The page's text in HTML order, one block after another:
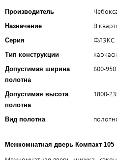
Производитель
Назначение В
Серия ФЛЭКС
Тип конструкции
Допустимая ширина
полотна
600-
Допустимая высота
полотна
1800-
Вид полотна
Межкомнатная дверь Компакт 105